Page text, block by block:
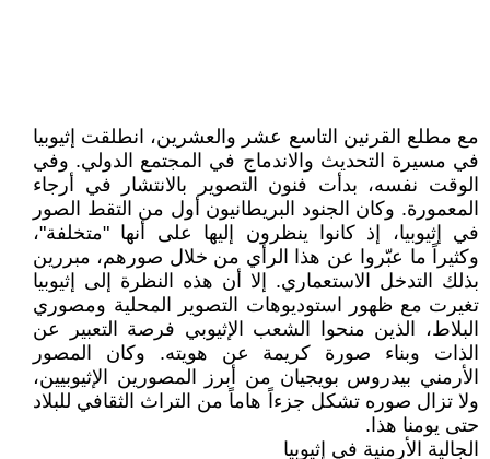
مع مطلع القرنين التاسع عشر والعشرين، انطلقت إثيوبيا
في مسيرة التحديث والاندماج في المجتمع الدولي. وفي
الوقت نفسه، بدأت فنون التصوير بالانتشار في أرجاء
المعمورة. وكان الجنود البريطانيون أول من التقط الصور
في إثيوبيا، إذ كانوا ينظرون إليها على أنها "متخلفة"،
وكثيراً ما عبّروا عن هذا الرأي من خلال صورهم، مبررين
بذلك التدخل الاستعماري. إلا أن هذه النظرة إلى إثيوبيا
تغيرت مع ظهور استوديوهات التصوير المحلية ومصوري
البلاط، الذين منحوا الشعب الإثيوبي فرصة التعبير عن
الذات وبناء صورة كريمة عن هويته. وكان المصور
الأرمني بيدروس بويجيان من أبرز المصورين الإثيوبيين،
ولا تزال صوره تشكل جزءاً هاماً من التراث الثقافي للبلاد
حتى يومنا هذا.
الجالية الأرمنية في إثيوبيا